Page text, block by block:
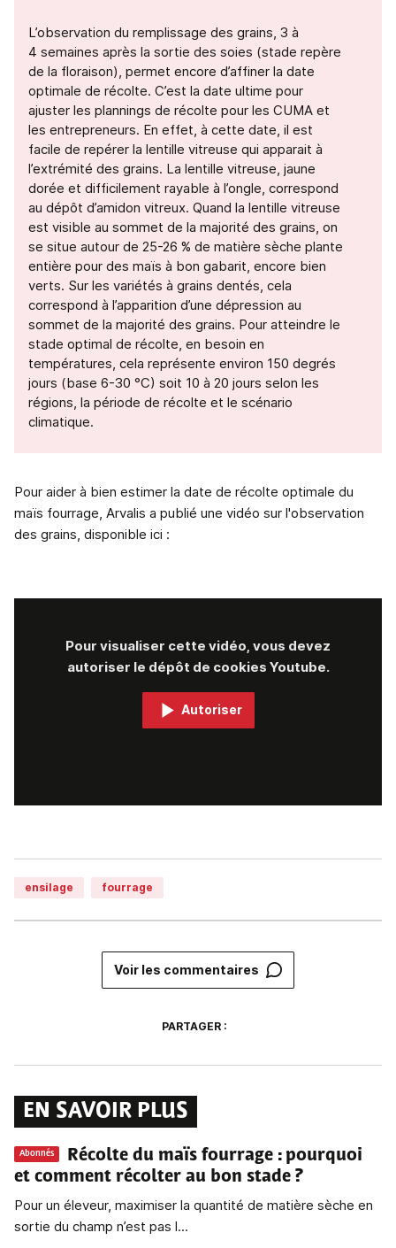
L’observation du remplissage des grains, 3 à
4 semaines après la sortie des soies (stade repère
de la floraison), permet encore d’affiner la date
optimale de récolte. C’est la date ultime pour
ajuster les plannings de récolte pour les CUMA et
les entrepreneurs. En effet, à cette date, il est
facile de repérer la lentille vitreuse qui apparait à
l’extrémité des grains. La lentille vitreuse, jaune
dorée et difficilement rayable à l’ongle, correspond
au dépôt d’amidon vitreux. Quand la lentille vitreuse
est visible au sommet de la majorité des grains, on
se situe autour de 25-26 % de matière sèche plante
entière pour des maïs à bon gabarit, encore bien
verts. Sur les variétés à grains dentés, cela
correspond à l’apparition d’une dépression au
sommet de la majorité des grains. Pour atteindre le
stade optimal de récolte, en besoin en
températures, cela représente environ 150 degrés
jours (base 6-30 °C) soit 10 à 20 jours selon les
régions, la période de récolte et le scénario
climatique.
Pour aider à bien estimer la date de récolte optimale du
maïs fourrage, Arvalis a publié une vidéo sur l'observation
des grains, disponible ici :
Pour visualiser cette vidéo, vous devez
autoriser le dépôt de cookies Youtube.
Autoriser
ensilage fourrage
Voir les commentaires
PARTAGER :
EN SAVOIR PLUS
Abonnés Récolte du maïs fourrage : pourquoi
et comment récolter au bon stade ?
Pour un éleveur, maximiser la quantité de matière sèche en
sortie du champ n’est pas l...